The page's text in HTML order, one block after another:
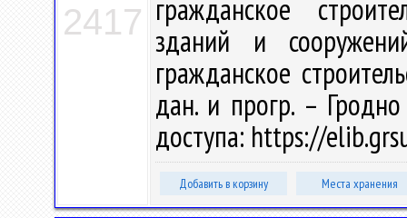
2417 гражданское
зданий и
гражданское
дан. и прогр. –
доступа: https://
Добавить в корзину Места хранения